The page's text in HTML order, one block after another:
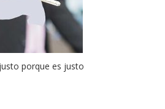
porque es justo